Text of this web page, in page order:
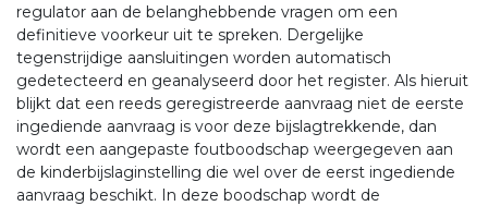
regulator aan de belanghebbende vragen om een
definitieve voorkeur uit te spreken. Dergelijke
tegenstrijdige aansluitingen worden automatisch
gedetecteerd en geanalyseerd door het register. Als hieruit
blijkt dat een reeds geregistreerde aanvraag niet de eerste
ingediende aanvraag is voor deze bijslagtrekkende, dan
wordt een aangepaste foutboodschap weergegeven aan
de kinderbijslaginstelling die wel over de eerst ingediende
aanvraag beschikt. In deze boodschap wordt de